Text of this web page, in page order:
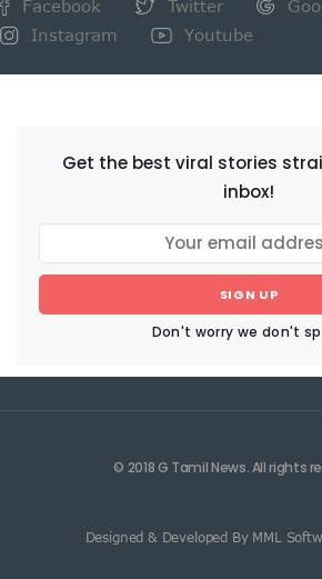
Facebook Twitter
Instagram
Youtube
Get the best viral stories
inbox!
SIGN UP
Don't worry we don't
© 2018 G Tamil News. All rights
Designed & Developed By MML